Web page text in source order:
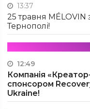
13:37
25 травня
Тернополі!
12:49
Компанія
спонсором
Ukraine!